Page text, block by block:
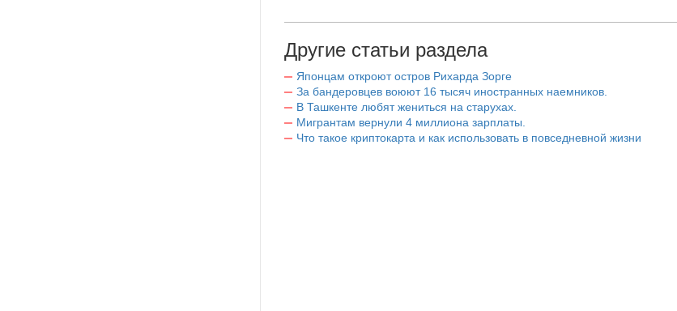
Другие статьи раздела
Японцам откроют остров Рихарда Зорге
За бандеровцев воюют 16 тысяч иностранных наемников.
В Ташкенте любят жениться на старухах.
Мигрантам вернули 4 миллиона зарплаты.
Что такое криптокарта и как использовать в повседневной жизни